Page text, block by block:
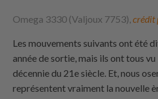
Omega 3330 (Valjoux 7753),crédit
Les mouvements suivants ont été
année de sortie, mais ils ont tous
décennie du 21e siècle. Et, nous
représentent vraiment la nouvelle